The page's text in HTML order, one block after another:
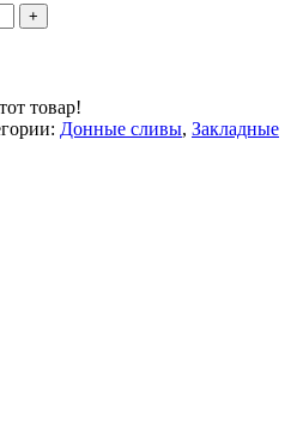
товар!
Донные сливы, Закладные